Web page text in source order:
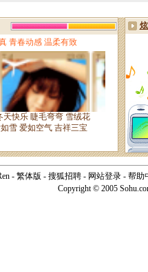
- 繁体版 - 搜狐招聘 - 网站登录 - 帮助
Copyright © 2005